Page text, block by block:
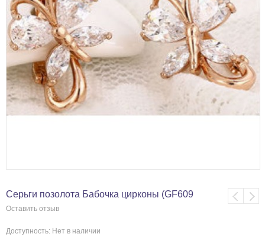
Серьги позолота Бабочка цирконы (GF609
Оставить отзыв
Доступность: Нет в наличии